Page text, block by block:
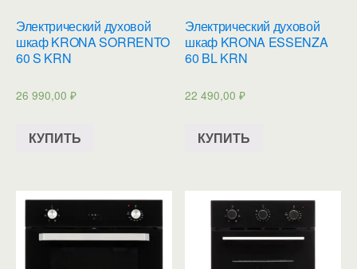
Электрический духовой
шкаф KRONA SORRENTO
60 S KRN
26 990,00 ₽
КУПИТЬ
Электрический духовой
шкаф KRONA ESSENZA
60 BL KRN
22 490,00₽
КУПИТЬ